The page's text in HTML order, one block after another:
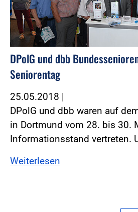
DPolG und dbb
Seniorentag
25.05.2018 |
DPolG und dbb waren auf
in Dortmund vom 28. bis 30.
Informationsstand vertreten.
Weiterlesen